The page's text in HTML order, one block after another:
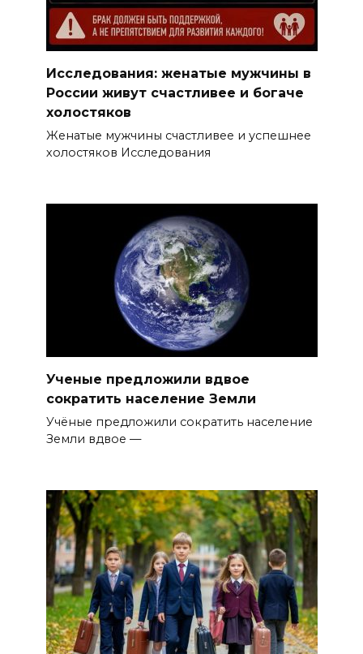
Исследования: женатые мужчины в
России живут счастливее и богаче
холостяков
Женатые мужчины счастливее и успешнее
холостяков Исследования
Ученые предложили вдвое
сократить население Земли
Учёные предложили сократить население
Земли вдвое —